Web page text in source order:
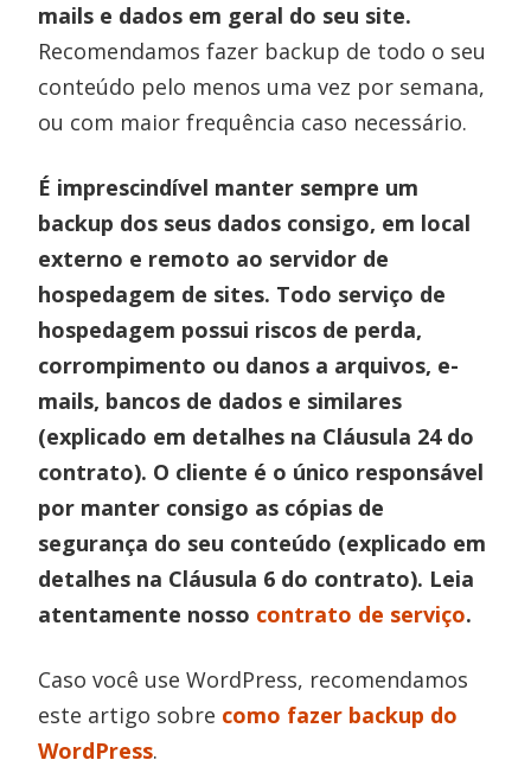
mails e dados em geral do seu site.
Recomendamos fazer backup de todo o seu
conteúdo pelo menos uma vez por semana,
ou com maior frequência caso necessário.
É imprescindível manter sempre um
backup dos seus dados consigo, em local
externo e remoto ao servidor de
hospedagem de sites. Todo serviço de
hospedagem possui riscos de perda,
corrompimento ou danos a arquivos, e-
mails, bancos de dados e similares
(explicado em detalhes na Cláusula 24 do
contrato). O cliente é o único responsável
por manter consigo as cópias de
segurança do seu conteúdo (explicado em
detalhes na Cláusula 6 do contrato). Leia
atentamente nosso contrato de serviço.
Caso você use WordPress, recomendamos
este artigo sobre como fazer backup do
WordPress.